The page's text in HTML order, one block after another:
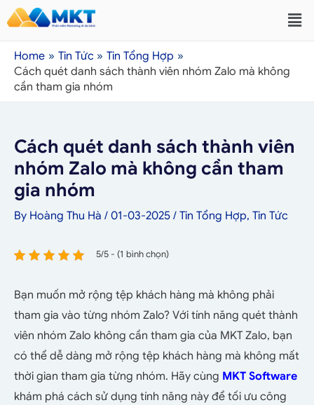
Home Tin Tức
Tin Tổng Hợp
Cách quét danh sách thành viên nhóm Zalo mà không
cần tham gia nhóm
Cách quét danh sách thành viên
nhóm Zalo mà không cần tham
gia nhóm
By Hoàng Thu Hà / 01-03-2025 / Tin Tổng Hợp, Tin Tức
5/5 - (1 bình chọn)
Bạn muốn mở rộng tệp khách hàng mà không phải
tham gia vào từng nhóm Zalo? Với tính năng quét thành
viên nhóm Zalo không cần tham gia của MKT Zalo, bạn
có thể dễ dàng mở rộng tệp khách hàng mà không mất
thời gian tham gia từng nhóm. Hãy cùng MKT Software
khám phá cách sử dụng tính năng này để tối ưu công